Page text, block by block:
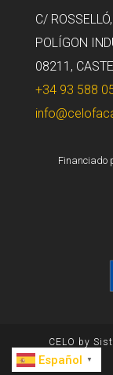
C/
POLÍGON
08211,
+34 93 588
Financiado
CELO by
Español ▼